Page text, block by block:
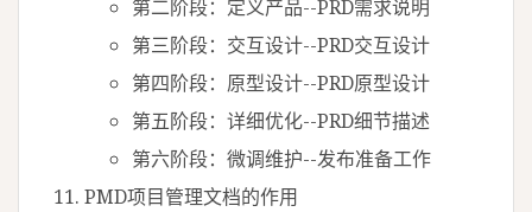
第二阶段：定义产品--PRD需求说明
第三阶段：交互设计--PRD交互设计
第四阶段：原型设计--PRD原型设计
第五阶段：详细优化--PRD细节描述
第六阶段：微调维护--发布准备工作
PMD项目管理文档的作用